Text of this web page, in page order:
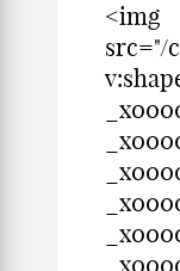
<img
src="/